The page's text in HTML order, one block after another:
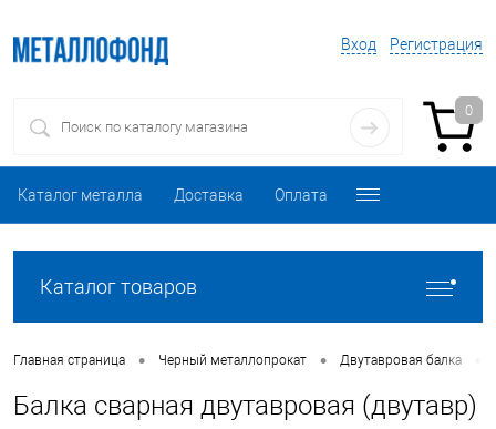
Вход Регистрация
0
Каталог металла Доставка Оплата
Каталог товаров
Главная страница • Черный металлопрокат • Двутавровая балка
Балка сварная двутавровая (двутавр)